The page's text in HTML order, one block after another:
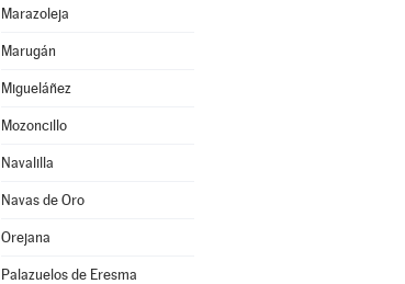
Marazoleja
Marugán
Migueláñez
Mozoncillo
Navalilla
Navas de Oro
Orejana
Palazuelos de Eresma